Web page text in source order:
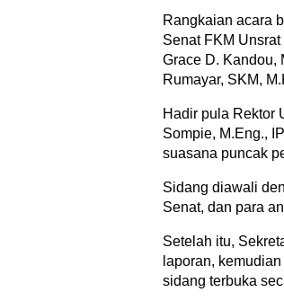
Rangkaian acara
Senat FKM
Grace D. Kandou,
Rumayar, SKM,
Hadir pula Rektor
Sompie, M.Eng.,
suasana puncak
Sidang diawali
Senat, dan para
Setelah itu,
laporan,
sidang terbuka